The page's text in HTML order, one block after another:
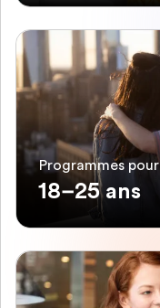
Programmes pour
18–25 ans